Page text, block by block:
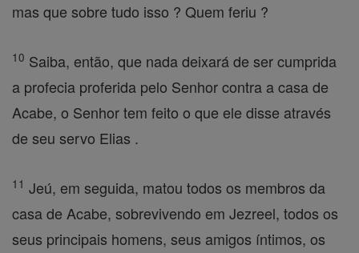
mas que sobre tudo isso ? Quem feriu ?
10 Saiba, então, que nada deixará de ser cumprida
a profecia proferida pelo Senhor contra a casa de
Acabe, o Senhor tem feito o que ele disse através
de seu servo Elias .
11 Jeú, em seguida, matou todos os membros da
casa de Acabe, sobrevivendo em Jezreel, todos os
seus principais homens, seus amigos íntimos, os